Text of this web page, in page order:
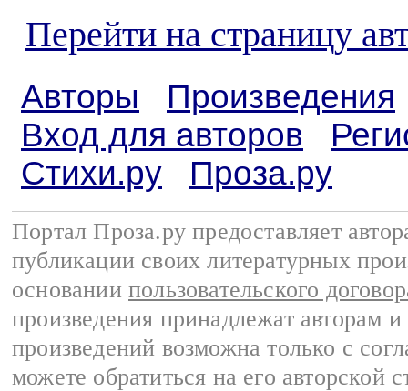
Перейти на страницу
Авторы
Произведения
Вход для авторов
Стихи.ру
Проза.ру
Портал Проза.ру предоставляет
публикации своих литературных
основании пользовательского
произведения принадлежат авторам
произведений возможна только с
можете обратиться на его авторской